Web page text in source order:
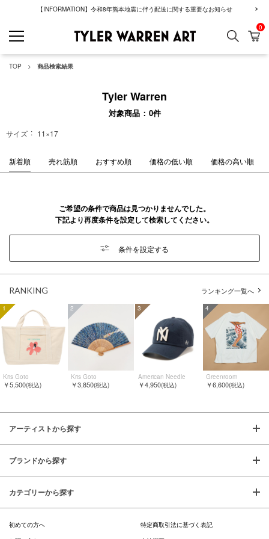
【INFORMATION】令和8年熊本地震に伴う配送に関する重要なお知らせ
GREENROOM
検索 カ
0
TOP 商品検索結果
Tyler Warren
対象商品 0件
サイズ 11×17
新着順 売れ筋順 おすすめ順 価格の低い順 価格の高い順
ご希望の条件で商品は見つかりませんでした。
下記より再度条件を設定して検索してください。
条件を設定する
RANKING ランキング一覧へ
1
Kris Goto
￥5,500(税込)
2
Kris Goto
￥3,850(税込)
3
American Needle
￥4,950(税込)
4
Greenroom
￥6,600(税込)
アーティストから探す
ブランドから探す
カテゴリーから探す
初めての方へ
特定商取引法に基づく表記